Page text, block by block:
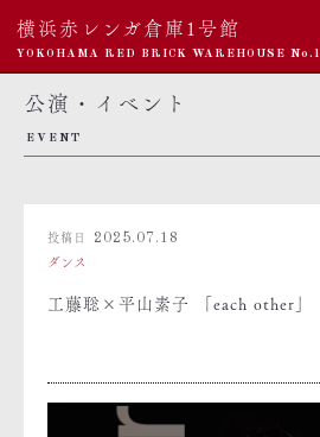
横浜赤レンガ倉庫1号館
YOKOHAMA RED BRICK WAREHOUSE No.1
公演・イベント
EVENT
投稿日 2025.07.18
ダンス
工藤聡×平山素子 「each other」